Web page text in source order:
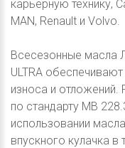
карьерную технику,
MAN, Renault и Volvo.
Всесезонные масла
ULTRA
износа и отложений.
по стандарту МВ
использовании масла
впускного кулачка